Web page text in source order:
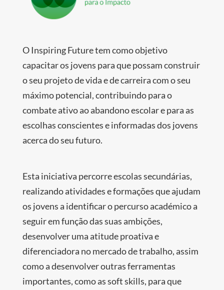
O Inspiring Future tem como objetivo
capacitar os jovens para que possam construir
o seu projeto de vida e de carreira com o seu
máximo potencial, contribuindo para o
combate ativo ao abandono escolar e para as
escolhas conscientes e informadas dos jovens
acerca do seu futuro.
Esta iniciativa percorre escolas secundárias,
realizando atividades e formações que ajudam
os jovens a identificar o percurso académico a
seguir em função das suas ambições,
desenvolver uma atitude proativa e
diferenciadora no mercado de trabalho, assim
como a desenvolver outras ferramentas
importantes, como as soft skills, para que